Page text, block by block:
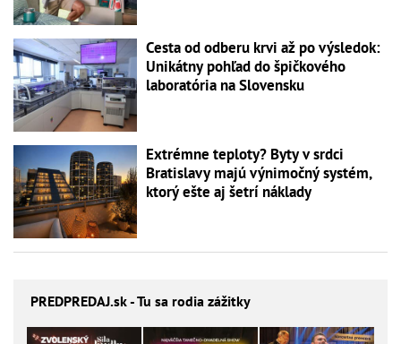
Cesta od odberu krvi až po výsledok:
Unikátny pohľad do špičkového
laboratória na Slovensku
Extrémne teploty? Byty v srdci
Bratislavy majú výnimočný systém,
ktorý ešte aj šetrí náklady
PREDPREDAJ.sk - Tu sa rodia zážitky